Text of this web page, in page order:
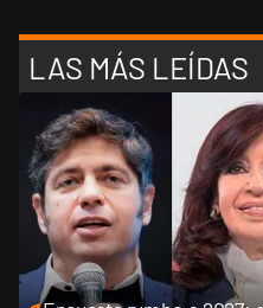
LAS MÁS LEÍDAS